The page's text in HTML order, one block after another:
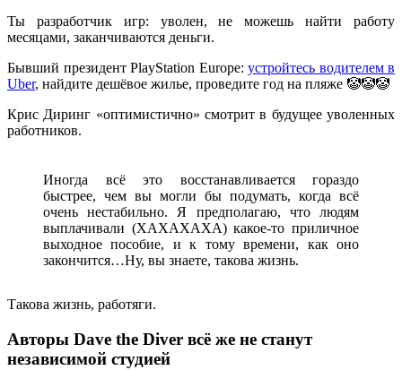
Ты разработчик игр: уволен, не можешь найти работу
месяцами, заканчиваются деньги.
Бывший президент PlayStation Europe: устройтесь водителем в
Uber, найдите дешёвое жилье, проведите год на пляже 🤡🤡🤡
Крис Диринг «оптимистично» смотрит в будущее уволенных
работников.
Иногда всё это восстанавливается гораздо
быстрее, чем вы могли бы подумать, когда всё
очень нестабильно. Я предполагаю, что людям
выплачивали (ХАХАХАХА) какое-то приличное
выходное пособие, и к тому времени, как оно
закончится…Ну, вы знаете, такова жизнь.
Такова жизнь, работяги.
Авторы Dave the Diver всё же не станут
независимой студией